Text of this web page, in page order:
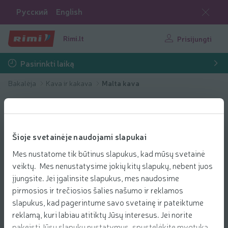
Šioje svetainėje naudojami slapukai
Mes nustatome tik būtinus slapukus, kad mūsų svetainė
veiktų. Mes nenustatysime jokių kitų slapukų, nebent juos
įjungsite. Jei įgalinsite slapukus, mes naudosime
pirmosios ir trečiosios šalies našumo ir reklamos
slapukus, kad pagerintume savo svetainę ir pateiktume
reklamą, kuri labiau atitiktų Jūsų interesus. Jei norite
Русский English
Rimi.lt Prisijungti
Pasirinkti laiką
Bakalėja Kava ir kakava Malta kava